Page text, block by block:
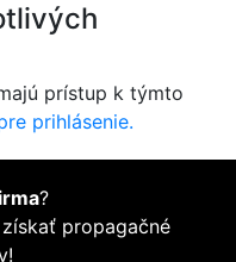
prístup k týmto
prihlásenie.
?
propagačné